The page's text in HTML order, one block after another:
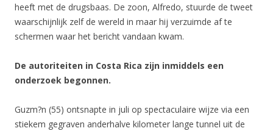
heeft met de drugsbaas. De zoon, Alfredo, stuurde de tweet
waarschijnlijk zelf de wereld in maar hij verzuimde af te
schermen waar het bericht vandaan kwam.
De autoriteiten in Costa Rica zijn inmiddels een
onderzoek begonnen.
Guzm?n (55) ontsnapte in juli op spectaculaire wijze via een
stiekem gegraven anderhalve kilometer lange tunnel uit de